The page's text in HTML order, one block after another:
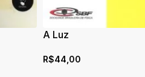
A Luz
R$44,00